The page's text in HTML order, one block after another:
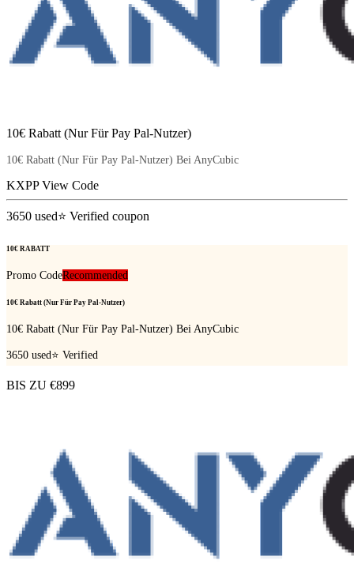
10€ Rabatt (Nur Für Pay Pal-Nutzer)
10€ Rabatt (Nur Für Pay Pal-Nutzer) Bei AnyCubic
KXPPView Code
3650 used⭐ Verified coupon
10€ RABATT
Promo CodeRecommended
10€ Rabatt (Nur Für Pay Pal-Nutzer)
10€ Rabatt (Nur Für Pay Pal-Nutzer) Bei AnyCubic
3650 used⭐ Verified
BIS ZU €899